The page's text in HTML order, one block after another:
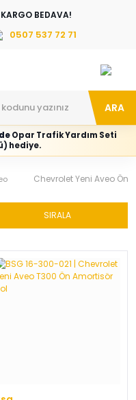
KARGO BEDAVA!
0507 537 72 71
ARA
Opar Trafik Yardım Seti
hediye.
Chevrolet Yeni Aveo Ön
SIRALA